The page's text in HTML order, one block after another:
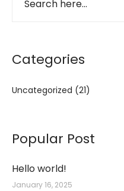
Categories
Uncategorized (21)
Popular Post
Hello world!
January 16, 2025